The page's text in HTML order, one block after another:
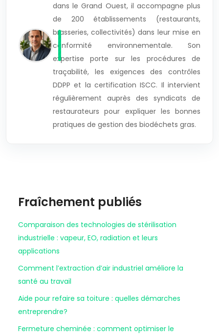
dans le Grand Ouest, il accompagne plus
de 200 établissements (restaurants,
brasseries, collectivités) dans leur mise en
conformité environnementale. Son
expertise porte sur les procédures de
traçabilité, les exigences des contrôles
DDPP et la certification ISCC. Il intervient
régulièrement auprès des syndicats de
restaurateurs pour expliquer les bonnes
pratiques de gestion des biodéchets gras.
Fraîchement publiés
Comparaison des technologies de stérilisation
industrielle : vapeur, EO, radiation et leurs
applications
Comment l’extraction d’air industriel améliore la
santé au travail
Aide pour refaire sa toiture : quelles démarches
entreprendre?
Fermeture cheminée : comment optimiser le